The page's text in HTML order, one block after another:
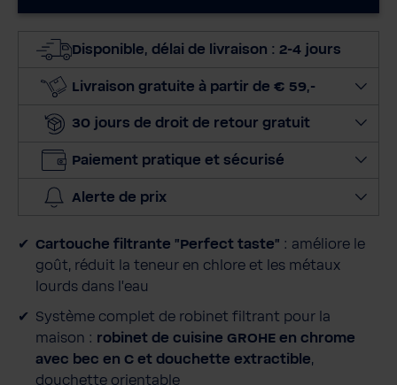
c
o
n
r
u
Disponible, délai de livraison : 2-4 jours
Livraison gratuite à partir de € 59,-
30 jours de droit de retour gratuit
Paiement pratique et sécurisé
Alerte de prix
Cartouche filtrante "Perfect taste" : améliore le
goût, réduit la teneur en chlore et les métaux
lourds dans l'eau
Système complet de robinet filtrant pour la
maison : robinet de cuisine GROHE en chrome
avec bec en C et douchette extractible,
douchette orientable